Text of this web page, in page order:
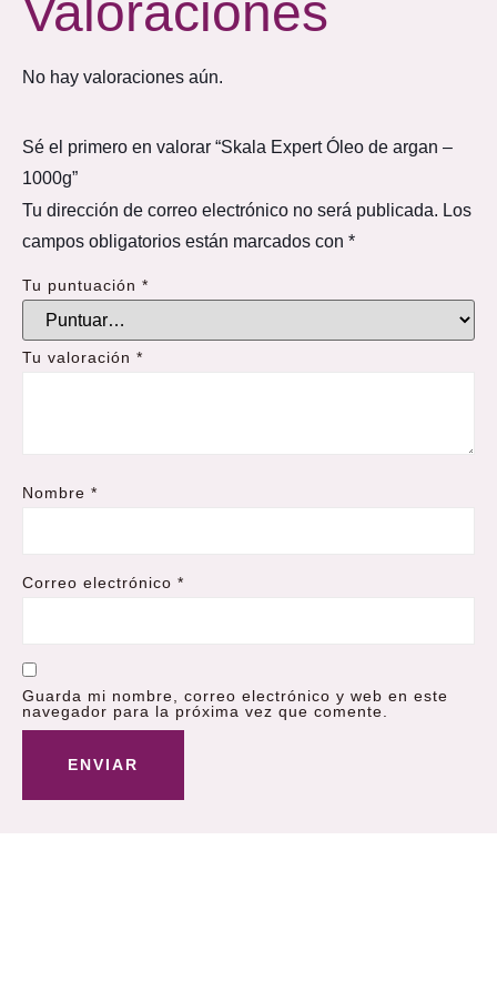
Valoraciones
No hay valoraciones aún.
Sé el primero en valorar “Skala Expert Óleo de argan –
1000g”
Tu dirección de correo electrónico no será publicada. Los
campos obligatorios están marcados con *
Tu puntuación *
Tu valoración *
Nombre *
Correo electrónico *
Guarda mi nombre, correo electrónico y web en este
navegador para la próxima vez que comente.